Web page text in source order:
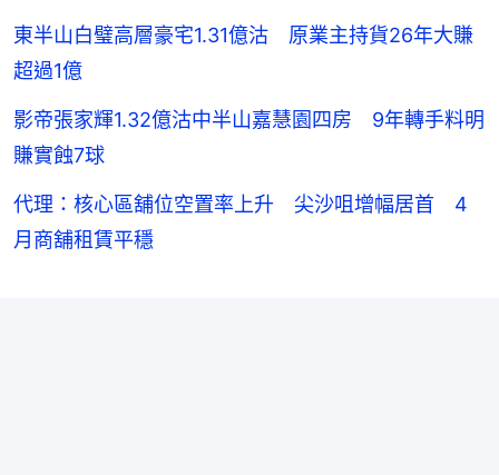
東半山白璧高層豪宅1.31億沽 原業主持貨26年大賺
超過1億
影帝張家輝1.32億沽中半山嘉慧園四房 9年轉手料明
賺實蝕7球
代理：核心區舖位空置率上升 尖沙咀增幅居首 4
月商舖租賃平穩